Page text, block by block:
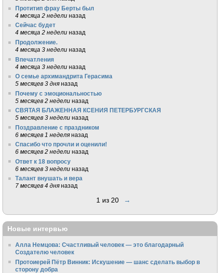
Протитип фрау Берты был
4 месяца 2 недели назад
Сейчас будет
4 месяца 2 недели назад
Продолжение.
4 месяца 3 недели назад
Впечатления
4 месяца 3 недели назад
О семье архимандрита Герасима
5 месяцев 3 дня назад
Почему с эмоциональностью
5 месяцев 2 недели назад
СВЯТАЯ БЛАЖЕННАЯ КСЕНИЯ ПЕТЕРБУРГСКАЯ
5 месяцев 3 недели назад
Поздравление с праздником
6 месяцев 1 неделя назад
Спасибо что прочли и оценили!
6 месяцев 2 недели назад
Ответ к 18 вопросу
6 месяцев 3 недели назад
Талант внушать и вера
7 месяцев 4 дня назад
1 из 20 →
Новые интервью
Алла Немцова: Счастливый человек — это благодарный
Создателю человек
Протоиерей Пётр Винник: Искушение — шанс сделать выбор в
сторону добра